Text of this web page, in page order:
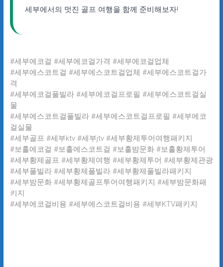
세부에서의 멋진 골프 여행을 함께 준비해보자!
#세부에코걸 #세부에코걸가격 #세부에코걸업체
#세부에스코트걸 #세부에스코트걸업체 #세부에스코트걸가
격
#세부에코걸풀빌라 #세부에코걸프로필 #세부에스코트걸실
물
#세부에스코트걸풀빌라 #세부에스코트걸프로필 #세부에코
걸실물
#세부골프 #세부ktv #세부jtv #세부황제투어여행패키지
#보홀에코걸 #보홀에스코트걸 #보홀밤문화 #보홀황제투어
#세부황제골프 #세부황제여행 #세부황제투어 #세부황제관광
#세부풀빌라 #세부황제풀빌라 #세부황제풀빌라패키지
#세부밤문화 #세부황제골프투어여행패키지 #세부밤문화패
키지
#세부에코걸비용 #세부에스코트걸비용 #세부KTV패키지